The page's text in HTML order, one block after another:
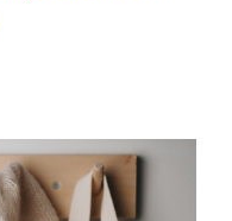
магазинов Украины